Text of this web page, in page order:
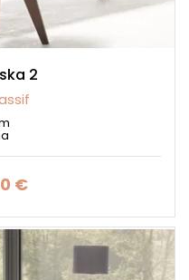
2
€